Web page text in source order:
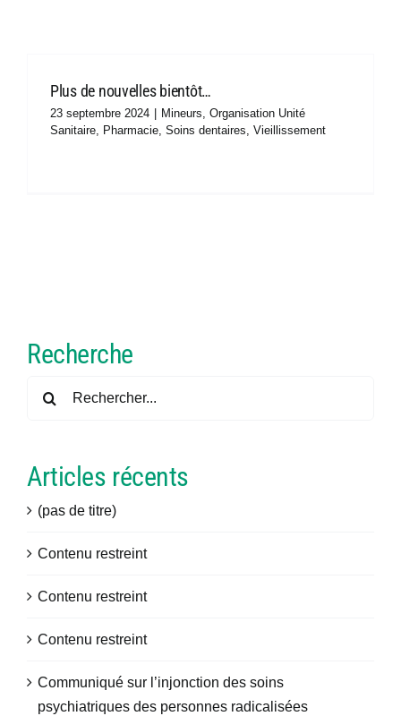
Boîte à outils
Contact
Connexion
Plus de nouvelles bientôt…
23 septembre 2024 Mineurs, Organisation Unité
Sanitaire, Pharmacie, Soins dentaires, Vieillissement
Recherche
Articles récents
(pas de titre)
Contenu restreint
Contenu restreint
Contenu restreint
Communiqué sur l’injonction des soins
psychiatriques des personnes radicalisées